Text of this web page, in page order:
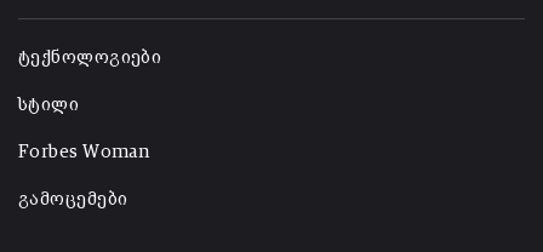
ტექნოლოგიები
სტილი
Forbes Woman
გამოცემები